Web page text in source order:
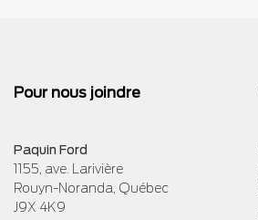
Pour nous joindre
Paquin Ford
1155, ave. Larivière
Rouyn-Noranda, Québec
J9X 4K9